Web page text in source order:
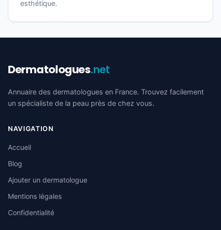
esthétique.
Dermatologues.net
Annuaire des dermatologues en France. Trouvez facilement
un spécialiste de la peau près de chez vous.
NAVIGATION
Accueil
Blog
Ajouter un dermatologue
Mentions légales
Confidentialité